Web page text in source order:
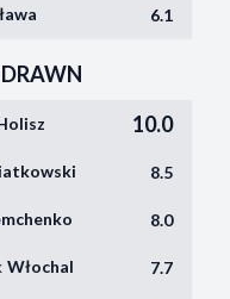
6.1
10.0
8.5
8.0
Włochal 7.7